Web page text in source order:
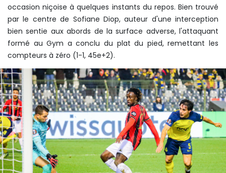
occasion niçoise à quelques instants du repos. Bien trouvé
par le centre de Sofiane Diop, auteur d'une interception
bien sentie aux abords de la surface adverse, l'attaquant
formé au Gym a conclu du plat du pied, remettant les
compteurs à zéro (1-1, 45e+2).